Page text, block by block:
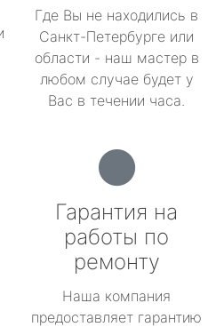
Где Вы не находились в
Санкт-Петербурге или
области - наш мастер в
любом случае будет у
Вас в течении часа.
Гарантия на
работы по
ремонту
Наша компания
предоставляет гарантию